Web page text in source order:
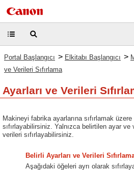
Portal Başlangıcı > Elkitabı Başlangıcı >
ve Verileri Sıfırlama
Ayarları ve Verileri
Makineyi fabrika ayarlarına sıfırlamak
sıfırlayabilirsiniz. Yalnızca belirtilen ayar
verileri sıfırlayabilirsiniz.
Belirli Ayarları ve Verileri
Aşağıdaki öğeleri ayrı olarak